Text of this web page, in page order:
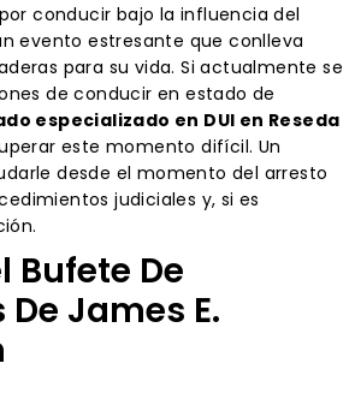
conducir bajo la influencia del
evento estresante que conlleva
para su vida. Si actualmente se
de conducir en estado de
especializado en DUI en Reseda
este momento difícil. Un
desde el momento del arresto
judiciales y, si es
Bufete De
James E.